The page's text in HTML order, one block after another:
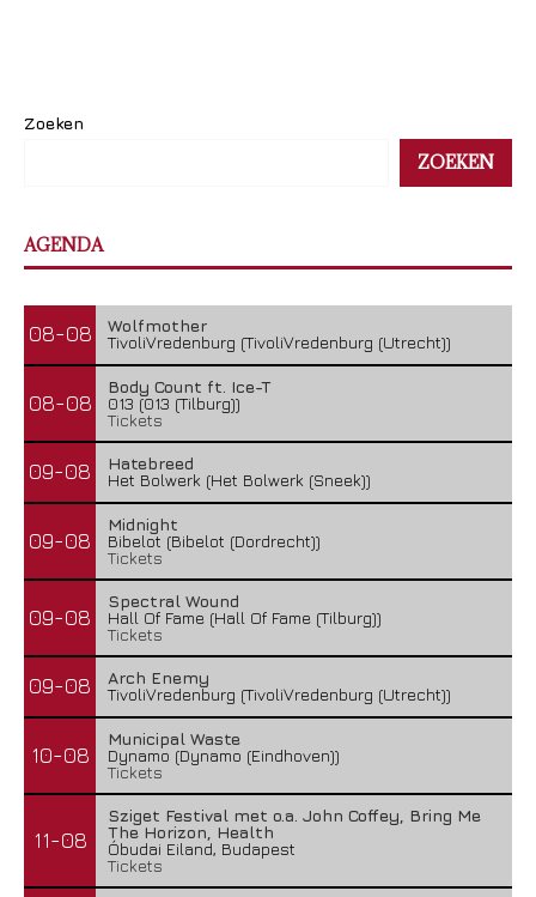
Zoeken
ZOEKEN
AGENDA
08-08
Wolfmother
TivoliVredenburg (TivoliVredenburg (Utrecht))
08-08
Body Count ft. Ice-T
013 (013 (Tilburg))
Tickets
09-08
Hatebreed
Het Bolwerk (Het Bolwerk (Sneek))
09-08
Midnight
Bibelot (Bibelot (Dordrecht))
Tickets
09-08
Spectral Wound
Hall Of Fame (Hall Of Fame (Tilburg))
Tickets
09-08
Arch Enemy
TivoliVredenburg (TivoliVredenburg (Utrecht))
10-08
Municipal Waste
Dynamo (Dynamo (Eindhoven))
Tickets
11-08
Sziget Festival met o.a. John Coffey, Bring Me
The Horizon, Health
Óbudai Eiland, Budapest
Tickets